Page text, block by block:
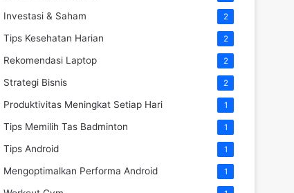
Investasi & Saham 2
Tips Kesehatan Harian 2
Rekomendasi Laptop 2
Strategi Bisnis 2
Produktivitas Meningkat Setiap Hari 1
Tips Memilih Tas Badminton 1
Tips Android 1
Mengoptimalkan Performa Android 1